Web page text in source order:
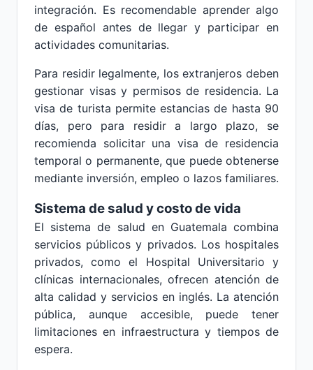
integración. Es recomendable aprender algo
de español antes de llegar y participar en
actividades comunitarias.
Para residir legalmente, los extranjeros deben
gestionar visas y permisos de residencia. La
visa de turista permite estancias de hasta 90
días, pero para residir a largo plazo, se
recomienda solicitar una visa de residencia
temporal o permanente, que puede obtenerse
mediante inversión, empleo o lazos familiares.
Sistema de salud y costo de vida
El sistema de salud en Guatemala combina
servicios públicos y privados. Los hospitales
privados, como el Hospital Universitario y
clínicas internacionales, ofrecen atención de
alta calidad y servicios en inglés. La atención
pública, aunque accesible, puede tener
limitaciones en infraestructura y tiempos de
espera.